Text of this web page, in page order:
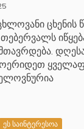
ეს საინტერესოა